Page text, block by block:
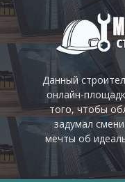
Данный
онлайн-
того, чтобы
задумал
мечты об